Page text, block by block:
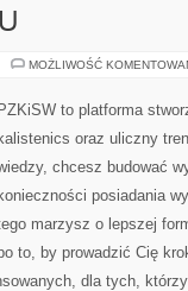
MOŻLIWOŚĆ
PZKiSW to platforma
kalistenics oraz uliczny
chcesz budować
konieczności posiadania
marzysz o lepszej
to, by prowadzić Cię
dla tych,